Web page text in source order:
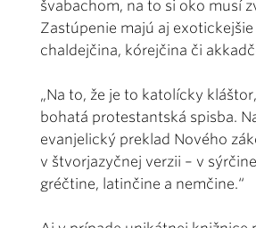
švabachom, na to si oko musí
Zastúpenie majú aj
chaldejčina, kórejčina či
„Na to, že je to katolícky
bohatá protestantská spisba.
evanjelický preklad Nového
v štvorjazyčnej verzii – v
gréčtine, latinčine a nemčine.“